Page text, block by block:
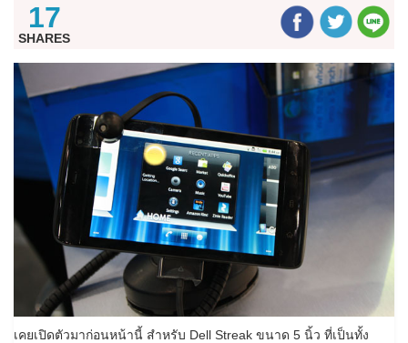
17
SHARES
เคยเปิดตัวมาก่อนหน้านี้ สำหรับ Dell Streak ขนาด 5 นิ้ว ที่เป็นทั้ง